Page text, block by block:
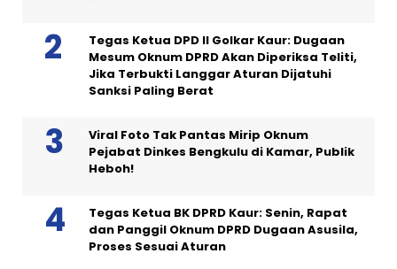
Tegas Ketua DPD II Golkar Kaur: Dugaan
Mesum Oknum DPRD Akan Diperiksa Teliti,
Jika Terbukti Langgar Aturan Dijatuhi
Sanksi Paling Berat
Viral Foto Tak Pantas Mirip Oknum
Pejabat Dinkes Bengkulu di Kamar, Publik
Heboh!
Tegas Ketua BK DPRD Kaur: Senin, Rapat
dan Panggil Oknum DPRD Dugaan Asusila,
Proses Sesuai Aturan